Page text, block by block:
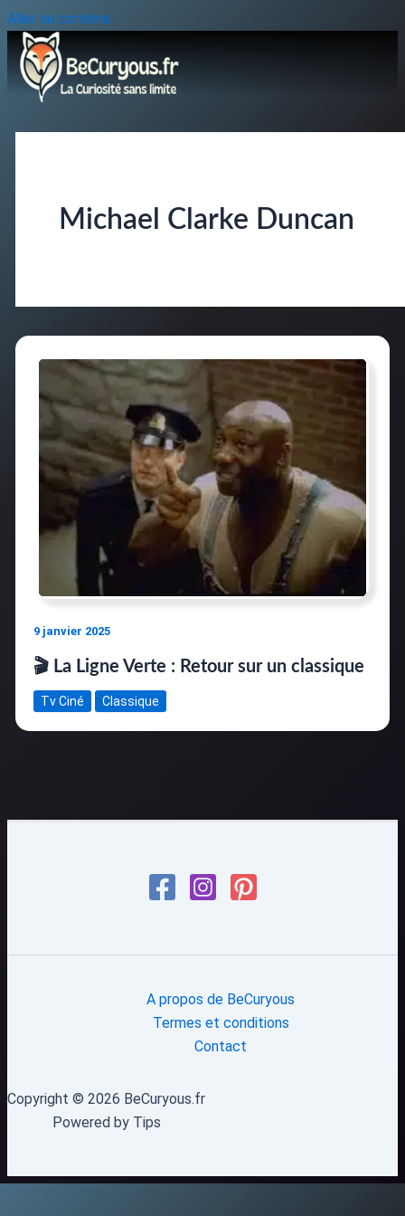
Aller au contenu
Michael Clarke Duncan
9 janvier 2025
🎬 La Ligne Verte : Retour sur un classique
Tv Ciné Classique
A propos de BeCuryous
Termes et conditions
Contact
Copyright © 2026 BeCuryous.fr
Powered by Tips